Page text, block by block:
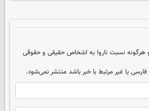
هرگونه نسبت ناروا به اشخاص حقیقی و حقوقی
فارسی یا غیر مرتبط با خبر باشد منتشر نمی‌شود.